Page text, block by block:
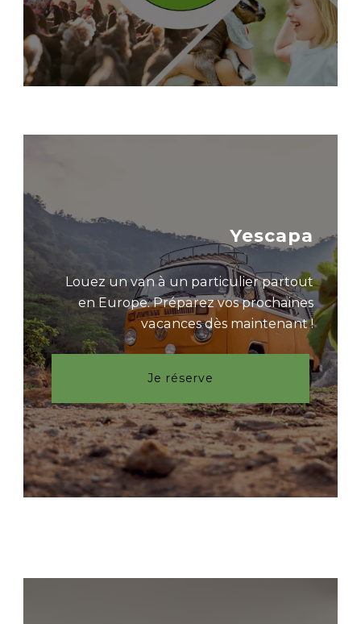
Yescapa
Louez un van à un particulier partout
en Europe. Préparez vos prochaines
vacances dès maintenant !
Je réserve